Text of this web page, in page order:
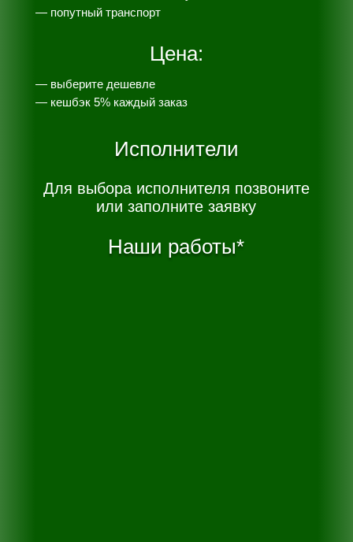
— попутный транспорт
Цена:
— выберите дешевле
— кешбэк 5% каждый заказ
Исполнители
Для выбора исполнителя позвоните
или заполните заявку
Наши работы*